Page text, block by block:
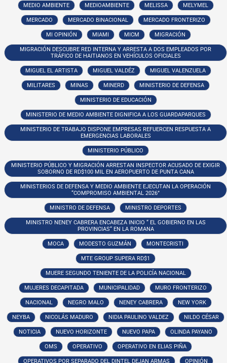
MEDIO AMBIENTE MEDIOAMBIENTE MELISSA MELYMEL
MERCADO MERCADO BINACIONAL MERCADO FRONTERIZO
MI OPINIÓN MIAMI MICM MIGRACIÓN
MIGRACIÓN DESCUBRE RED INTERNA Y ARRESTA A DOS EMPLEADOS POR
TRÁFICO DE HAITIANOS EN VEHÍCULOS OFICIALES
MIGUEL EL ARTISTA MIGUEL VALDÉZ MIGUEL VALENZUELA
MILITARES MINAS MINERD MINISTERIO DE DEFENSA
MINISTERIO DE EDUCACIÓN
MINISTERIO DE MEDIO AMBIENTE DIGNIFICA A LOS GUARDAPARQUES
MINISTERIO DE TRABAJO DISPONE EMPRESAS REFUERCEN RESPUESTA A
EMERGENCIAS LABORALES
MINISTERIO PÚBLICO
MINISTERIO PÚBLICO Y MIGRACIÓN ARRESTAN INSPECTOR ACUSADO DE EXIGIR
SOBORNO DE RD$100 MIL EN AEROPUERTO DE PUNTA CANA
MINISTERIOS DE DEFENSA Y MEDIO AMBIENTE EJECUTAN LA OPERACIÓN
“COMPROMISO AMBIENTAL 2026”
MINISTRO DE DEFENSA MINISTRO DEPORTES
MINISTRO NENEY CABRERA ENCABEZA INICIO “ EL GOBIERNO EN LAS
PROVINCIAS“ EN LA ROMANA
MOCA MODESTO GUZMÁN MONTECRISTI
MTE GROUP SUPERA RD$1
MUERE SEGUNDO TENIENTE DE LA POLICÍA NACIONAL
MUJERES DECAPITADA MUNICIPALIDAD MURO FRONTERIZO
NACIONAL NEGRO MALO NENEY CABRERA NEW YORK
NEYBA NICOLÁS MADURO NIDIA PAULINO VALDEZ NILDO CÉSAR
NOTICIA NUEVO HORIZONTE NUEVO PAPA OLINDA PAYANO
OMS OPERATIVO OPERATIVO EN ELIAS PIÑA
OPERATIVOS POR SEPARADO DEL DINTEL DEJAN ARMAS OPINIÓN